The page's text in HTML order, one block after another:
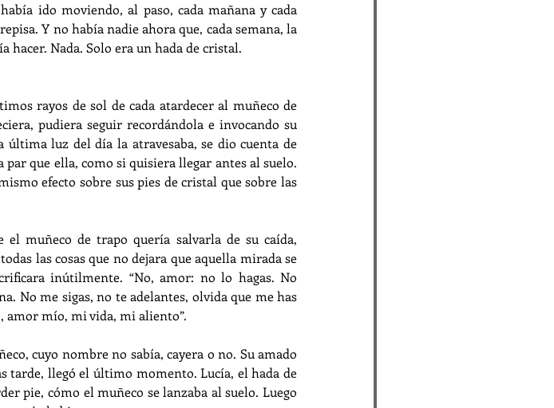
ido moviendo, al paso, cada mañana y cada
Y no había nadie ahora que, cada semana, la
hacer. Nada. Solo era un hada de cristal.
rayos de sol de cada atardecer al muñeco de
pudiera seguir recordándola e invocando su
luz del día la atravesaba, se dio cuenta de
que ella, como si quisiera llegar antes al suelo.
efecto sobre sus pies de cristal que sobre las
muñeco de trapo quería salvarla de su caída,
las cosas que no dejara que aquella mirada se
inútilmente. “No, amor: no lo hagas. No
No me sigas, no te adelantes, olvida que me has
amor mío, mi vida, mi aliento”.
cuyo nombre no sabía, cayera o no. Su amado
tarde, llegó el último momento. Lucía, el hada de
pie, cómo el muñeco se lanzaba al suelo. Luego